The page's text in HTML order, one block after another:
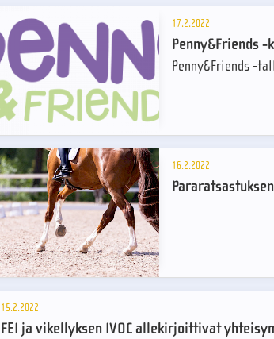
17.2.2022
Penny&Friends
Penny&Friends -
16.2.2022
15.2.2022
FEI ja vikellyksen IVOC allekirjoittivat